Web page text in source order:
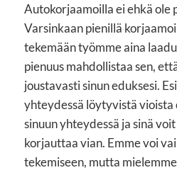
Autokorjaamoilla ei ehkä ole
Varsinkaan pienillä
tekemään työmme aina
pienuus mahdollistaa sen,
joustavasti sinun eduksesi.
yhteydessä löytyvistä vioista
sinuun yhteydessä ja sinä
korjauttaa vian. Emme voi
tekemiseen, mutta